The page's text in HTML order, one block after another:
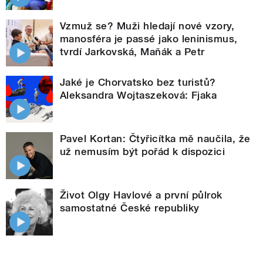
Vzmuž se? Muži hledají nové vzory,
manosféra je passé jako leninismus,
tvrdí Jarkovská, Maňák a Petr
Jaké je Chorvatsko bez turistů?
Aleksandra Wojtaszeková: Fjaka
Pavel Kortan: Čtyřicítka mě naučila, že
už nemusím být pořád k dispozici
Život Olgy Havlové a první půlrok
samostatné České republiky